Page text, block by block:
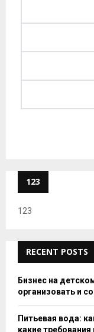
123
123
RECENT POSTS
Бизнес на
организовать и
Питьевая вода:
какие требования